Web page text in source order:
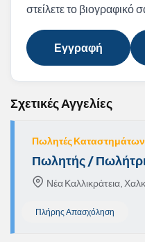
στείλετε το βιογραφικό
Εγγραφή
Σχετικές Αγγελίες
Πωλητές Καταστημάτων
Πωλητής /
Νέα Καλλικράτεια,
Πλήρης Απασχόληση